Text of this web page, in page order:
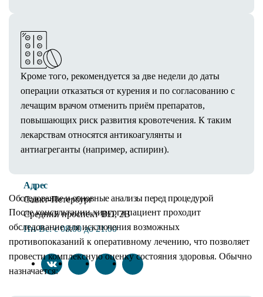
Врачи
Акции
Цены
Результаты
Контакты
Контакты
+7 (812) 209-0-209
Адрес
Санкт-Петербург
Средний проспект ВО, 2В
Пн-Вc: с 08:00 до 21.00
Кроме того, рекомендуется за две недели до даты
операции отказаться от курения и по согласованию с
лечащим врачом отменить приём препаратов,
повышающих риск развития кровотечения. К таким
лекарствам относятся антикоагулянты и
антиагреганты (например, аспирин).
Обследование и основные анализы перед процедурой
После консультации хирурга пациент проходит
обследование для исключения возможных
противопоказаний к оперативному лечению, что позволяет
провести комплексную оценку состояния здоровья. Обычно
назначается: